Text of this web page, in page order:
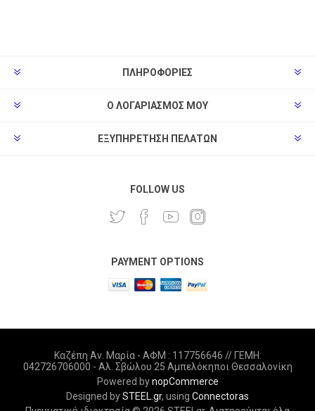
ΠΛΗΡΟΦΟΡΊΕΣ
Ο ΛΟΓΑΡΙΑΣΜΌΣ ΜΟΥ
ΕΞΥΠΗΡΈΤΗΣΗ ΠΕΛΑΤΏΝ
FOLLOW US
PAYMENT OPTIONS
Καζέπη Αν. Μαρία - ΑΦΜ : 117756646 // ΓΕΜΗ:
042726706000 - Αλ. Σβώλου 25 Αμπελόκηποι Θεσσαλονίκη
Powered bynopCommerce
Designed bySTEEL.gr, using Connectoras